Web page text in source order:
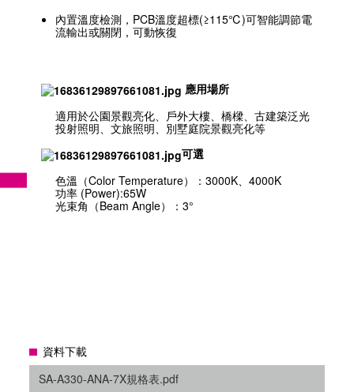
內置溫度檢測，PCB溫度超標(≥115℃)可智能調節電
流輸出或關閉，可動恢復
應用場所
適用於公園景觀亮化、戶外大樓、橋樑、古建築泛光
投射照明、文旅照明、別墅庭院景觀亮化等
可選
色溫（Color Temperature）：3000K、4000K
功率 (Power):65W
光束角（Beam Angle）：3°
資料下載
SA-A330-ANA-7X規格表.pdf